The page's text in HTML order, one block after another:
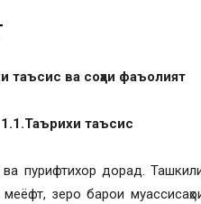
таъсис ва соҳаи фаъолият
1.1.Таърихи таъсис
ва пурифтихор дорад.
зеро барои